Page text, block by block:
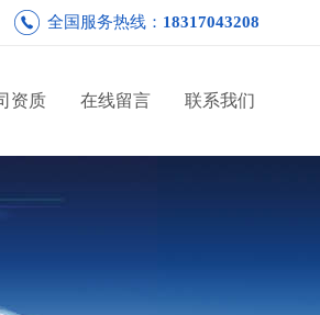
全国服务热线： 18317043208
资质 在线留言 联系我们